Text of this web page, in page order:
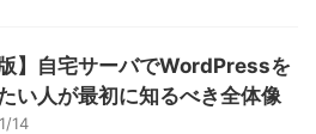
版】自宅サーバでWordPressを
い人が最初に知るべき全体像
14